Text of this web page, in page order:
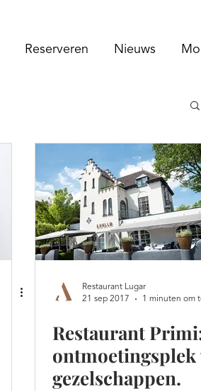
Reserveren Nieuws
Restaurant Lugar
21 sep 2017
1 minuten om
Restaurant
gezelschappen.